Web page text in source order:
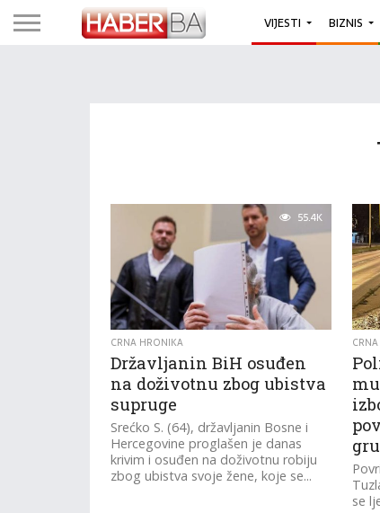
VIJESTI BIZNIS
55.4K
CRNA HRONIKA
Državljanin BiH osuđen
na doživotnu zbog ubistva
supruge
Srećko S. (64), državljanin Bosne i
Hercegovine proglašen je danas
krivim i osuđen na doživotnu robiju
zbog ubistva svoje žene, koje se...
se